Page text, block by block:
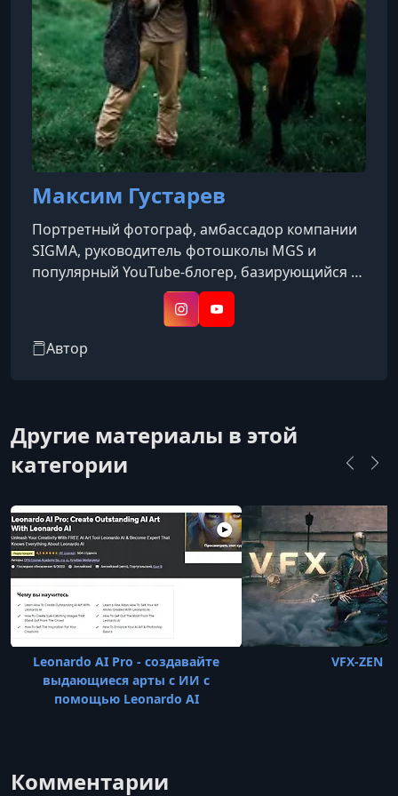
6. Экшены
УРОК 11. 00:23:27
7. Доп.контент – Портрет в неоне
Максим Густарев
Портретный фотограф, амбассадор компании
SIGMA, руководитель фотошколы MGS и
популярный YouTube-блогер, базирующийся в
Санкт-Петербурге и Москве. Он
специализируется на портретной и
фотографии, делая упор на техническую
InstagramYouTube
Автор
Другие материалы в этой
категории
Leonardo AI Pro - создавайте
выдающиеся арты с ИИ с
помощью Leonardo AI
VFX-ZEN
Комментарии